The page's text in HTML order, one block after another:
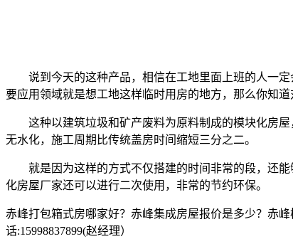
说到今天的这种产品，相信在工地里面上班的人一
要应用领域就是想工地这样临时用房的地方，那么你知道
这种以建筑垃圾和矿产废料为原料制成的模块化房
无水化，施工周期比传统盖房时间缩短三分之二。
就是因为这样的方式不仅搭建的时间非常的段，还
化房屋厂家还可以进行二次使用，非常的节约环保。
赤峰打包箱式房哪家好？赤峰集成房屋报价是多少？赤
话:15998837899(赵经理）